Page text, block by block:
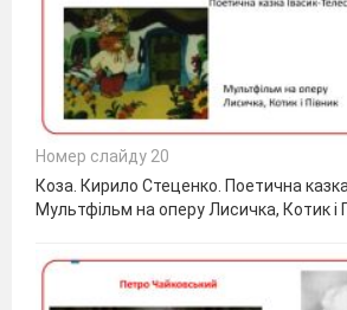
Номер слайду 20
Коза. Кирило Стеценко. Поетична
Мультфільм на оперу Лисичка, Котик і